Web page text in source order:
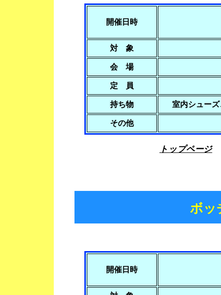
開催日時
対 象
会 場
定 員
持ち物 室内シュー
その他
トップページ
ボ
開催日時